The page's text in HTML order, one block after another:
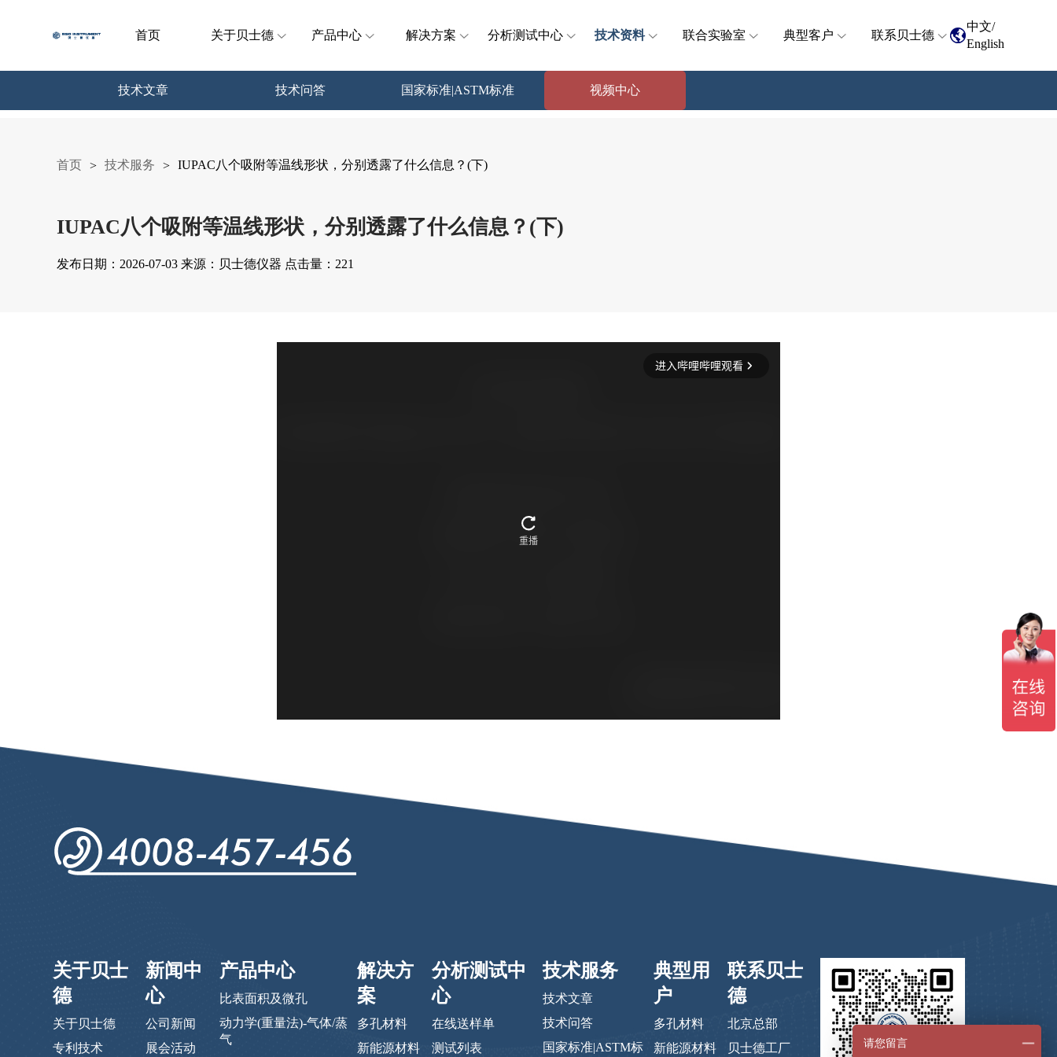
首页 关于贝士德 产品中心 解决方案 分析测试中心 技术资料 联合实验室 典型客户 联系贝士德
中文/
English
技术文章 技术问答 国家标准|ASTM标准 视频中心
首页 > 技术服务 > IUPAC八个吸附等温线形状，分别透露了什么信息？(下)
IUPAC八个吸附等温线形状，分别透露了什么信息？(下)
发布日期：2026-07-03 来源：贝士德仪器 点击量：221
关于贝士
德
关于贝士德
专利技术
新闻中
心
公司新闻
展会活动
产品中心
比表面积及微孔
动力学(重量法)-气体/蒸
气
解决方
案
多孔材料
新能源材料
分析测试中
心
在线送样单
测试列表
技术服务
技术文章
技术问答
国家标准|ASTM标
典型用
户
多孔材料
新能源材料
联系贝士
德
北京总部
贝士德工厂
请您留言